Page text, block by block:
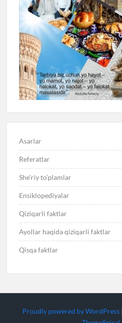
Asarlar
Referatlar
She’riy to’plamlar
Ensiklopediyalar
Qiziqarli faktlar
Ayollar haqida qiziqarli faktlar
Qisqa faktlar
Proudly powered by WordPress |